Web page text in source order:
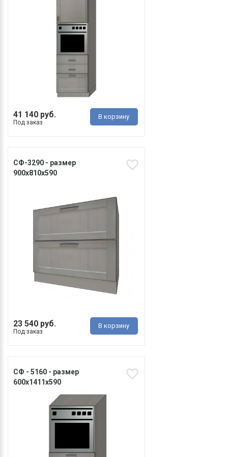
41 140 руб.
Под заказ
В корзину
СФ-3290 - размер
900х810х590
23 540 руб.
Под заказ
В корзину
СФ - 5160 - размер
600х1411х590